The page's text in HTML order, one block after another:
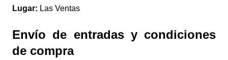
Lugar: Las Ventas
Envío de entradas y condiciones
de compra